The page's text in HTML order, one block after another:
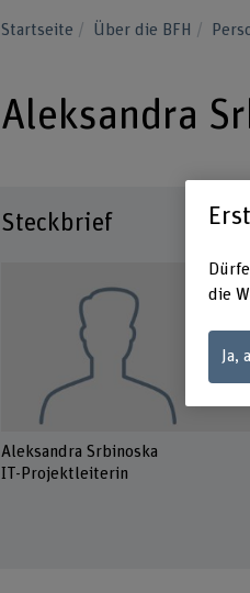
Startseite Über die BFH
Aleksandra
Steckbrief
Aleksandra Srbinoska
IT-Projektleiterin
die
Ja,